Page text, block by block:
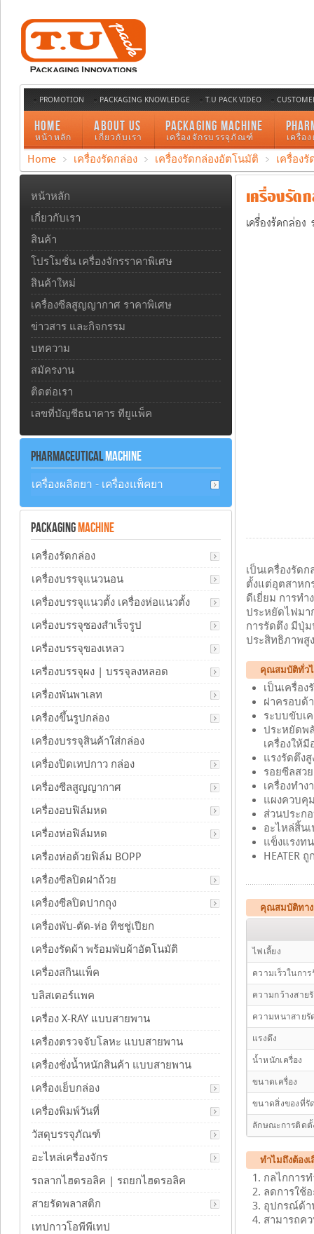
PROMOTION PACKAGING KNOWLEDGE T.U PACK VIDEO
HOME
หน้าหลัก
ABOUT US
เกี่ยวกับเรา
PACKAGING MACHINE
เครื่องจักรบรรจุภัณฑ์ เครื่อ
Home เครื่องรัดกล่อง เครื่องรัดกล่องอัตโนมัติ เครื่องรั
เครื่องรัด
เครื่องรัดกล่อ
เป็นเครื่องรัด
ตั้งแต่อุตสาหก
ดีเยี่ยม การทำ
ประหยัดไฟมา
การรัดตึง มีปุ่
ประสิทธิภาพสู
คุณสมบัติทั่วไ
เป็นเครื่อ
ฝาครอบด้
ระบบขับเ
ประหยัดพ
เครื่องให้
แรงรัดตึง
รอยซีลสว
เครื่องทำ
แผงควบคุ
ส่วนประก
อะไหล่สิ้น
แข็งแรงท
HEATER
คุณสมบัติทา
ไฟเลี้ยง
ความเร็วในการ
ความกว้างสาย
ความหนาสายรั
แรงดึง
น้ำหนักเครื่อง
ขนาดเครื่อง
ขนาดสิ่งของที่รั
ลักษณะการติดตั้
ทำไมถึงต้อง
กลไกการ
ลดการใช้
อุปกรณ์ด้า
สามารถค
หน้าหลัก
เกี่ยวกับเรา
สินค้า
โปรโมชั่น เครื่องจักรราคาพิเศษ
สินค้าใหม่
เครื่องซีลสูญญากาศ ราคาพิเศษ
ข่าวสาร และกิจกรรม
บทความ
สมัครงาน
ติดต่อเรา
เลขที่บัญชีธนาคาร ทียูแพ็ค
PHARMACEUTICALMACHINE
เครื่องผลิตยา - เครื่องแพ็คยา
PACKAGING MACHINE
เครื่องรัดกล่อง
เครื่องบรรจุแนวนอน
เครื่องบรรจุแนวตั้ง เครื่องห่อแนวตั้ง
เครื่องบรรจุซองสำเร็จรูป
เครื่องบรรจุของเหลว
เครื่องบรรจุผง | บรรจุลงหลอด
เครื่องพันพาเลท
เครื่องขึ้นรูปกล่อง
เครื่องบรรจุสินค้าใส่กล่อง
เครื่องปิดเทปกาว กล่อง
เครื่องซีลสูญญากาศ
เครื่องอบฟิล์มหด
เครื่องห่อฟิล์มหด
เครื่องห่อด้วยฟิล์ม BOPP
เครื่องซีลปิดฝาถ้วย
เครื่องซีลปิดปากถุง
เครื่องพับ-ตัด-ห่อ ทิชชู่เปียก
เครื่องรัดผ้า พร้อมพับผ้าอัตโนมัติ
เครื่องสกินแพ็ค
บลิสเตอร์แพค
เครื่อง X-RAY แบบสายพาน
เครื่องตรวจจับโลหะ แบบสายพาน
เครื่องชั่งน้ำหนักสินค้า แบบสายพาน
เครื่องเย็บกล่อง
เครื่องพิมพ์วันที่
วัสดุบรรจุภัณฑ์
อะไหล่เครื่องจักร
รถลากไฮดรอลิค | รถยกไฮดรอลิค
สายรัดพลาสติก
เทปกาวโอพีพีเทป